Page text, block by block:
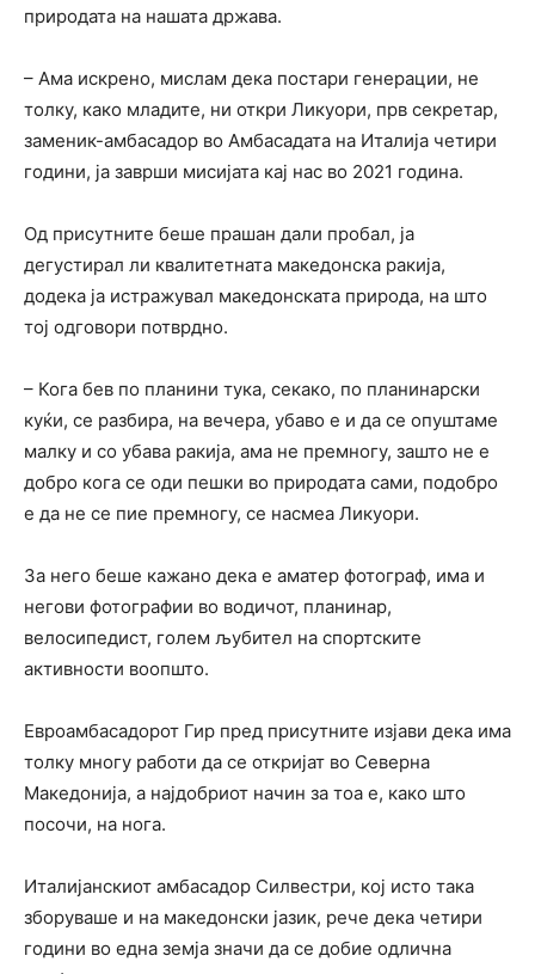
природата на нашата држава.
– Ама искрено, мислам дека постари генерации, не
толку, како младите, ни откри Ликуори, прв секретар,
заменик-амбасадор во Амбасадата на Италија четири
години, ја заврши мисијата кај нас во 2021 година.
Од присутните беше прашан дали пробал, ја
дегустирал ли квалитетната македонска ракија,
додека ја истражувал македонската природа, на што
тој одговори потврдно.
– Кога бев по планини тука, секако, по планинарски
куќи, се разбира, на вечера, убаво е и да се опуштаме
малку и со убава ракија, ама не премногу, зашто не е
добро кога се оди пешки во природата сами, подобро
е да не се пие премногу, се насмеа Ликуори.
За него беше кажано дека е аматер фотограф, има и
негови фотографии во водичот, планинар,
велосипедист, голем љубител на спортските
активности воопшто.
Евроамбасадорот Гир пред присутните изјави дека има
толку многу работи да се откријат во Северна
Македонија, а најдобриот начин за тоа е, како што
посочи, на нога.
Италијанскиот амбасадор Силвестри, кој исто така
зборуваше и на македонски јазик, рече дека четири
години во една земја значи да се добие одлична